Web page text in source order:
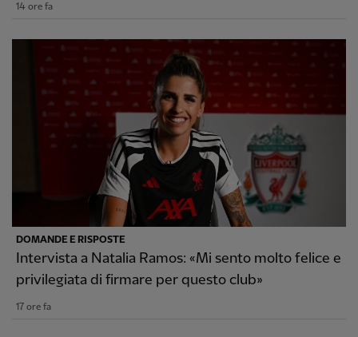
14 ore fa
DOMANDE E RISPOSTE
Intervista a Natalia Ramos: «Mi sento molto felice e
privilegiata di firmare per questo club»
17 ore fa